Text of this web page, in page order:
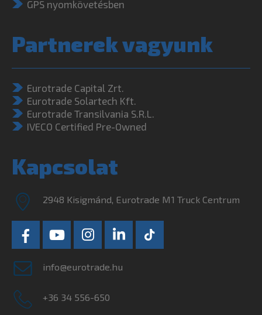
GPS nyomkövetésben
Partnerek vagyunk
Eurotrade Capital Zrt.
Eurotrade Solartech Kft.
Eurotrade Transilvania S.R.L.
IVECO Certified Pre-Owned
Kapcsolat
2948 Kisigmánd, Eurotrade M1 Truck Centrum
info@eurotrade.hu
+36 34 556-650